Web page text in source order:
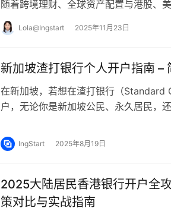
随着跨境理财、全球资产配置与港股、
人士希望开设香港银行账户，以便实现
Lola@Ingstart 2025年11月23日
新加坡渣打银行个人开户指南 –
在新加坡，若想在渣打银行（
户，无论你是新加坡公民、永久居民，
IngStart 2025年8月19日
2025大陆居民香港银行开户全
策对比与实战指南